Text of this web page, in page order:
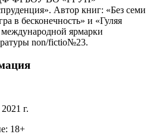
Автор книг: «Без семи
в бесконечность» и «Гуляя
ярмарки
non/fictio№23.
г.
18+